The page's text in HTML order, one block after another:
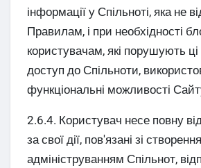
інформації у Спільноті, яка не
Правилам, і при необхідності
користувачам, які порушують
доступ до Спільноти,
функціональні можливості
2.6.4. Користувач несе повну
за свої дії, пов'язані зі
адмініструванням Спільнот,